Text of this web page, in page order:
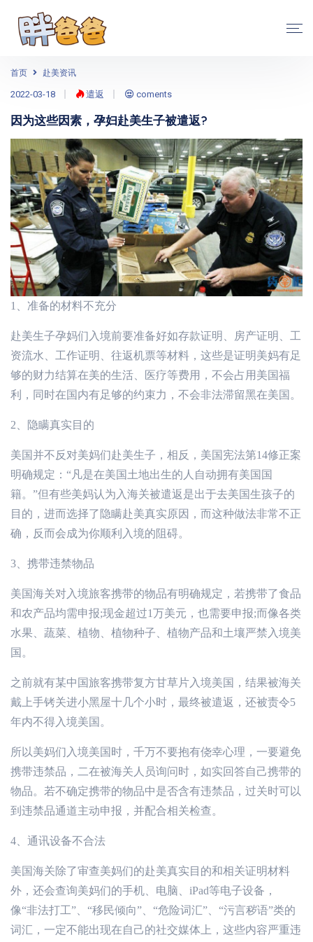
首页 赴美资讯
2022-03-18 遣返 coments
因为这些因素，孕妇赴美生子被遣返?
1 、准备的材料不充分
赴美生子孕妈们入境前要准备好如存款证明、房产证明、工
资流水、工作证明、往返机票等材料，这些是证明美妈有足
够的财力结算在美的生活、医疗等费用，不会占用美国福
利，同时在国内有足够的约束力，不会非法滞留黑在美国。
2 、隐瞒真实目的
美国并不反对美妈们赴美生子，相反，美国宪法第14修正案
明确规定：“凡是在美国土地出生的人自动拥有美国国
籍。”但有些美妈认为入海关被遣返是出于去美国生孩子的
目的，进而选择了隐瞒赴美真实原因，而这种做法非常不正
确，反而会成为你顺利入境的阻碍。
3 、携带违禁物品
美国海关对入境旅客携带的物品有明确规定，若携带了食品
和农产品均需申报;现金超过1万美元，也需要申报;而像各类
水果、蔬菜、植物、植物种子、植物产品和土壤严禁入境美
国。
之前就有某中国旅客携带复方甘草片入境美国，结果被海关
戴上手铐关进小黑屋十几个小时，最终被遣返，还被责令5
年内不得入境美国。
所以美妈们入境美国时，千万不要抱有侥幸心理，一要避免
携带违禁品，二在被海关人员询问时，如实回答自己携带的
物品。若不确定携带的物品中是否含有违禁品，过关时可以
到违禁品通道主动申报，并配合相关检查。
4 、通讯设备不合法
美国海关除了审查美妈们的赴美真实目的和相关证明材料
外，还会查询美妈们的手机、电脑、iPad等电子设备，
像“非法打工”、“移民倾向”、“危险词汇”、“污言秽语”类的
词汇，一定不能出现在自己的社交媒体上，这些内容严重违